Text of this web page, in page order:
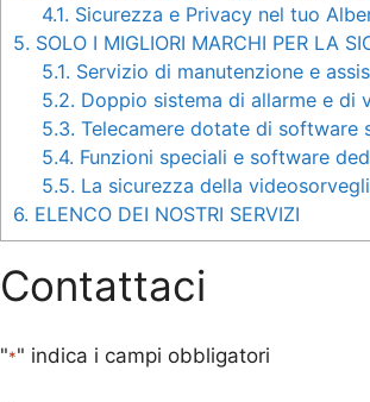
4.1. Sicurezza e Privacy nel tuo
5. SOLO I MIGLIORI MARCHI PER LA
5.1. Servizio di manutenzione e
5.2. Doppio sistema di allarme e di
5.3. Telecamere dotate di software
5.4. Funzioni speciali e software
5.5. La sicurezza della
6. ELENCO DEI NOSTRI SERVIZI
Contattaci
"*" indica i campi obbligatori